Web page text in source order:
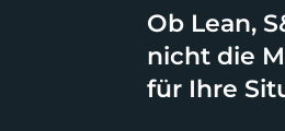
Ob Lean,
nicht die
für Ihre